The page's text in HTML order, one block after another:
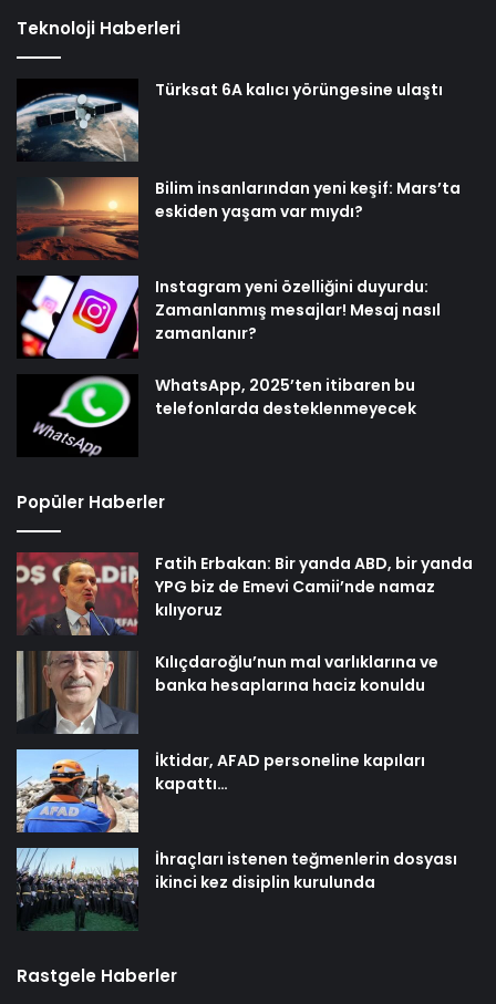
Teknoloji Haberleri
Türksat 6A kalıcı yörüngesine ulaştı
Bilim insanlarından yeni keşif: Mars’ta
eskiden yaşam var mıydı?
Instagram yeni özelliğini duyurdu:
Zamanlanmış mesajlar! Mesaj nasıl
zamanlanır?
WhatsApp, 2025’ten itibaren bu
telefonlarda desteklenmeyecek
Popüler Haberler
Fatih Erbakan: Bir yanda ABD, bir yanda
YPG biz de Emevi Camii’nde namaz
kılıyoruz
Kılıçdaroğlu’nun mal varlıklarına ve
banka hesaplarına haciz konuldu
İktidar, AFAD personeline kapıları
kapattı…
İhraçları istenen teğmenlerin dosyası
ikinci kez disiplin kurulunda
Rastgele Haberler